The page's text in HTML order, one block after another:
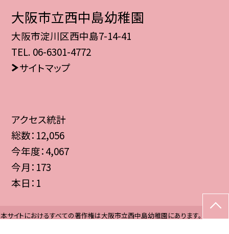
大阪市立西中島幼稚園
大阪市淀川区西中島7-14-41
TEL. 06-6301-4772
サイトマップ
アクセス統計
総数： 12,056
今年度：4,067
今月： 173
本日： 1
本サイトにおけるすべての著作権は大阪市立西中島幼稚園にあります。 すべての